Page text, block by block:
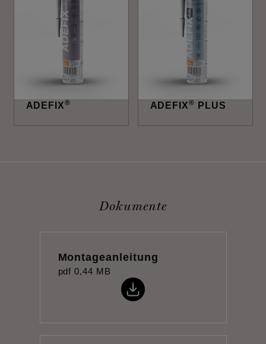
ADEFIX® ADEFIX® PLUS
Dokumente
Montageanleitung
pdf 0,44 MB